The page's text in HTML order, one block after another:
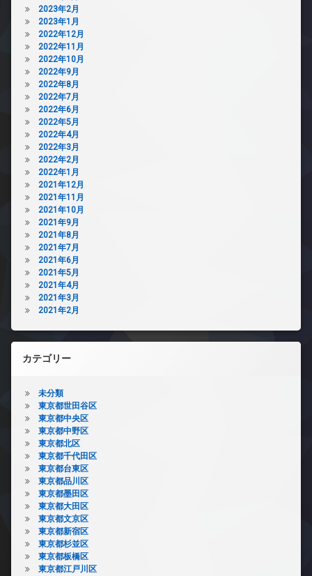
メ
ラ
駐
輪
場
2023年2月
2023年1月
2022年12月
2022年11月
2022年10月
2022年9月
2022年8月
2022年7月
2022年6月
2022年5月
2022年4月
2022年3月
2022年2月
2022年1月
2021年12月
2021年11月
2021年10月
2021年9月
2021年8月
2021年7月
2021年6月
2021年5月
2021年4月
2021年3月
2021年2月
カテゴリー
未分類
東京都世田谷区
東京都中央区
東京都中野区
東京都北区
東京都千代田区
東京都台東区
東京都品川区
東京都墨田区
東京都大田区
東京都文京区
東京都新宿区
東京都杉並区
東京都板橋区
東京都江戸川区